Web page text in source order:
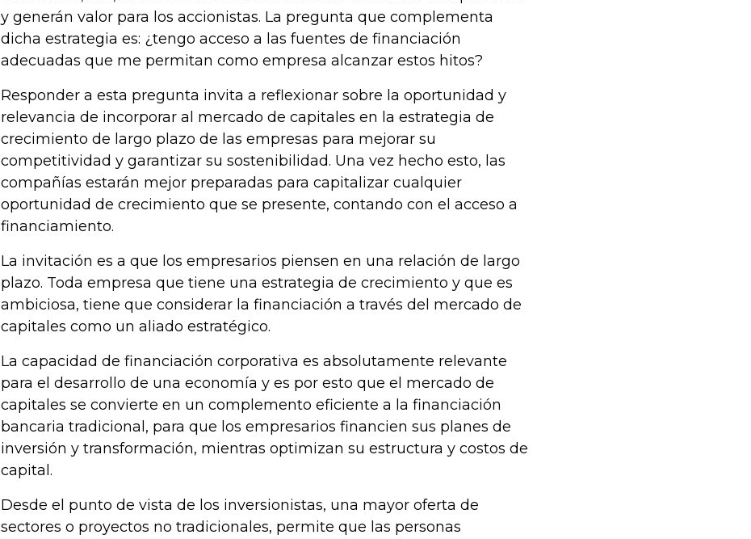
y generán valor para los accionistas. La pregunta que complementa
dicha estrategia es: ¿tengo acceso a las fuentes de financiación
adecuadas que me permitan como empresa alcanzar estos hitos?
Responder a esta pregunta invita a reflexionar sobre la oportunidad y
relevancia de incorporar al mercado de capitales en la estrategia de
crecimiento de largo plazo de las empresas para mejorar su
competitividad y garantizar su sostenibilidad. Una vez hecho esto, las
compañías estarán mejor preparadas para capitalizar cualquier
oportunidad de crecimiento que se presente, contando con el acceso a
financiamiento.
La invitación es a que los empresarios piensen en una relación de largo
plazo. Toda empresa que tiene una estrategia de crecimiento y que es
ambiciosa, tiene que considerar la financiación a través del mercado de
capitales como un aliado estratégico.
La capacidad de financiación corporativa es absolutamente relevante
para el desarrollo de una economía y es por esto que el mercado de
capitales se convierte en un complemento eficiente a la financiación
bancaria tradicional, para que los empresarios financien sus planes de
inversión y transformación, mientras optimizan su estructura y costos de
capital.
Desde el punto de vista de los inversionistas, una mayor oferta de
sectores o proyectos no tradicionales, permite que las personas